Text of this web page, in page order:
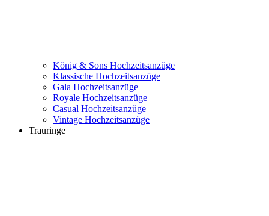
König & Sons Hochzeitsanzüge
Klassische Hochzeitsanzüge
Gala Hochzeitsanzüge
Royale Hochzeitsanzüge
Casual Hochzeitsanzüge
Vintage Hochzeitsanzüge
Trauringe